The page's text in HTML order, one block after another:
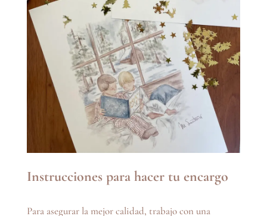
Instrucciones para hacer tu encargo
Para asegurar la mejor calidad, trabajo con una